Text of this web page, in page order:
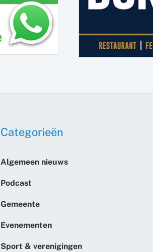
Categorieën
Algemeen nieuws
Podcast
Gemeente
Evenementen
Sport & verenigingen